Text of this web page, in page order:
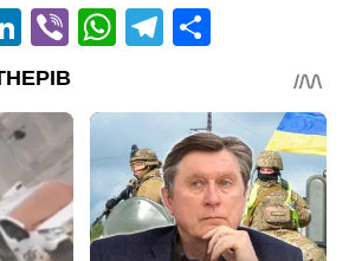
LinkedIn
ViberWhatsApp
Telegram